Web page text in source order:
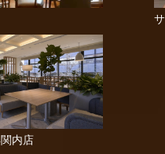
内店